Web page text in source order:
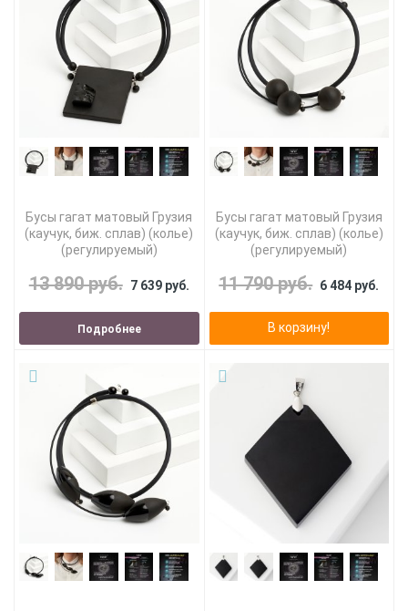
Бусы гагат матовый Грузия
(каучук, биж. сплав) (колье)
(регулируемый)
13 890 руб. 7 639 руб.
Подробнее
Бусы гагат матовый Грузия
(каучук, биж. сплав) (колье)
(регулируемый)
11 790 руб. 6 484 руб.
В корзину!